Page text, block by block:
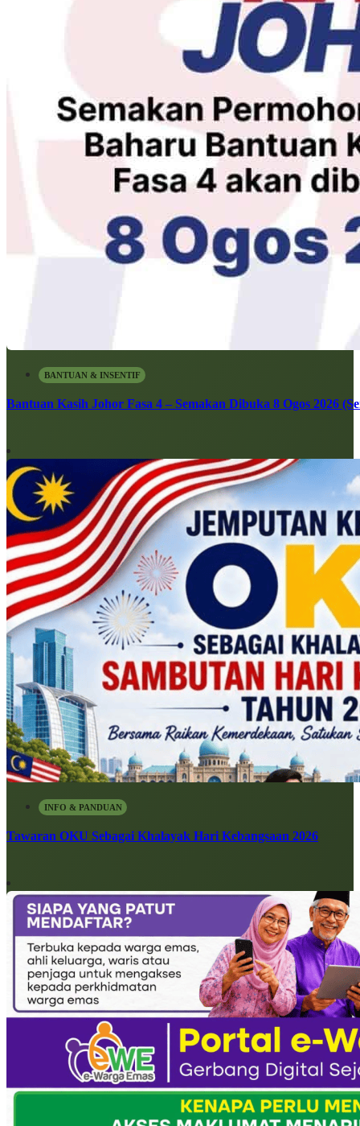
BANTUAN & INSENTIF
Bantuan Kasih Johor Fasa 4 – Semakan Dibuka 8 Ogos 2026
INFO & PANDUAN
Tawaran OKU Sebagai Khalayak Hari Kebangsaan 2026